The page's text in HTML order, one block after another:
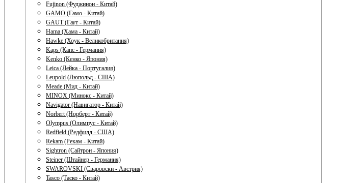
Fujinon (Фуджинон - Китай)
GAMO (Гамо - Китай)
GAUT (Гаут - Китай)
Hama (Хама - Китай)
Hawke (Хоук - Великобритания)
Kaps (Капс - Германия)
Kenko (Кенко - Япония)
Leica (Лейка - Португалия)
Leupold (Люпольд - США)
Meade (Мид - Китай)
MINOX (Минокс - Китай)
Navigator (Навигатор - Китай)
Norbert (Норберт - Китай)
Olympus (Олимпус - Китай)
Redfield (Редфилд - США)
Rekam (Рекам - Китай)
Sightron (Сайтрон - Япония)
Steiner (Штайнер - Германия)
SWAROVSKI (Сваровски - Австрия)
Tasco (Таско - Китай)